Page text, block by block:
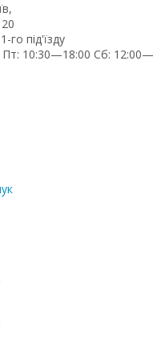
го під'їзду
10:30—18:00 Сб: